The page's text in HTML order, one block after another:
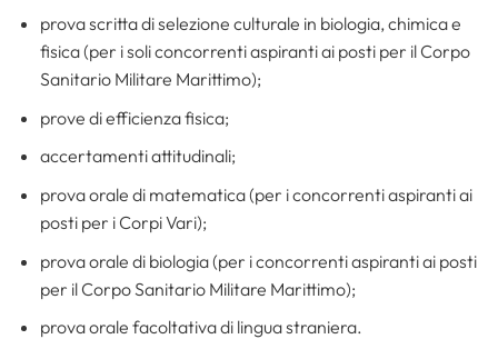
prova scritta di selezione culturale in biologia, chimica e
fisica (per i soli concorrenti aspiranti ai posti per il Corpo
Sanitario Militare Marittimo);
prove di efficienza fisica;
accertamenti attitudinali;
prova orale di matematica (per i concorrenti aspiranti ai
posti per i Corpi Vari);
prova orale di biologia (per i concorrenti aspiranti ai posti
per il Corpo Sanitario Militare Marittimo);
prova orale facoltativa di lingua straniera.